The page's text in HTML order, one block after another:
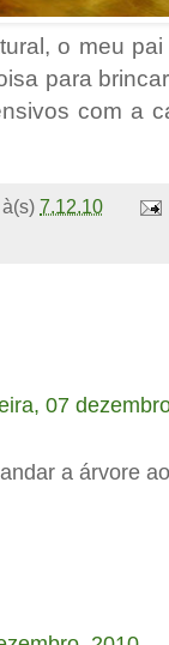
o meu
para
com a
à(s) 7.12.10
07
a árvore